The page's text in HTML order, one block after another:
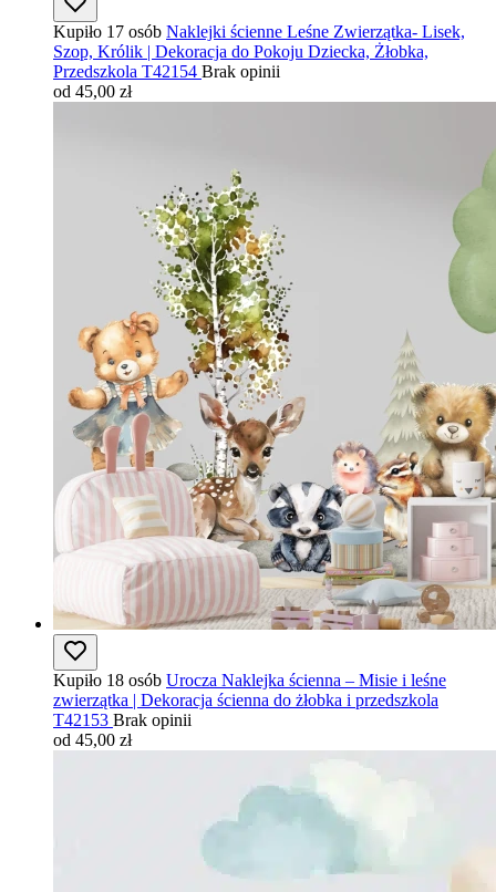
Kupiło 17 osób Naklejki ścienne Leśne Zwierzątka- Lisek,
Szop, Królik | Dekoracja do Pokoju Dziecka, Żłobka,
Przedszkola T42154 Brak opinii
od 45,00 zł
Kupiło 18 osób Urocza Naklejka ścienna – Misie i leśne
zwierzątka | Dekoracja ścienna do żłobka i przedszkola
T42153 Brak opinii
od 45,00 zł